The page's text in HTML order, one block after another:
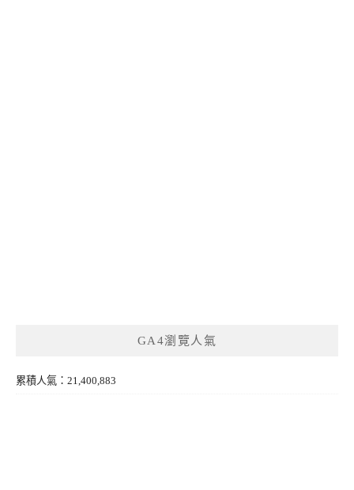
GA4瀏覽人氣
累積人氣：21,400,883